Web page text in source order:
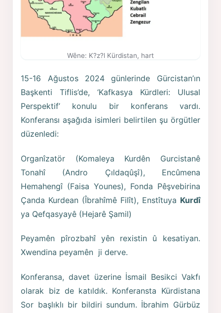
Wêne: K?z?l Kürdistan, hart
15-16 Ağustos 2024 günlerinde Gürcistan’ın
Başkenti Tiflis’de, ‘Kafkasya Kürdleri: Ulusal
Perspektif’ konulu bir konferans vardı.
Konferansı aşağıda isimleri belirtilen şu örgütler
düzenledi:
Organîzatör (Komaleya Kurdên Gurcistanê
Tonahî (Andro Çıldaqûşî), Encûmena
Hemahengî (Faisa Younes), Fonda Pêşvebirina
Çanda Kurdean (Îbrahîmê Filît), Enstîtuya Kurdî
ya Qefqasyayê (Hejarê Şamil)
Peyamên pîrozbahî yên rexistin û kesatiyan.
Xwendina peyamên ji derve.
Konferansa, davet üzerine İsmail Besikci Vakfı
olarak biz de katıldık. Konferansta Kürdistana
Sor başlıklı bir bildiri sundum. İbrahim Gürbüz